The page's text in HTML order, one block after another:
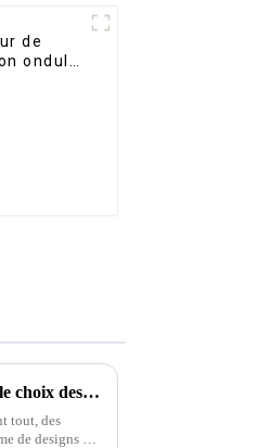
de
ondulé
Déverrouiller la magie des autocollants : la science derrière le choix des autocollants
tout, des